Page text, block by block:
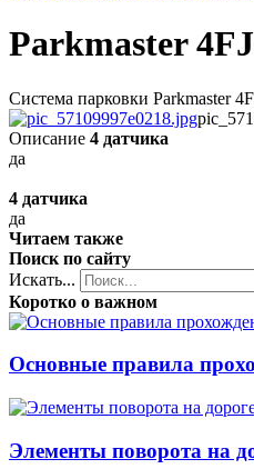
Parkmaster
Система парковки Parkmaster
Описание 4 датчика
да
4 датчика
да
Читаем также
Поиск по сайту
Искать...
Коротко о важном
Основные правила
Элементы поворота на